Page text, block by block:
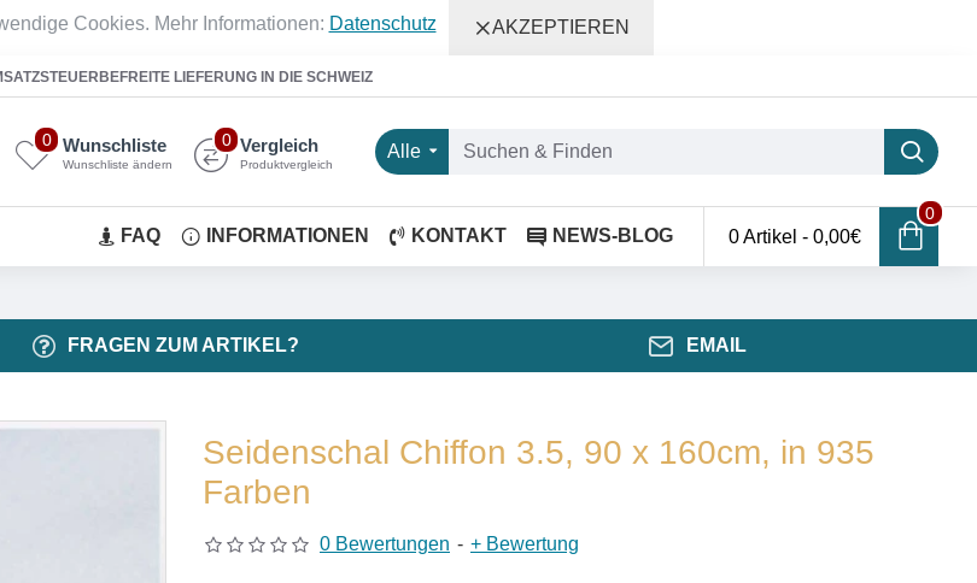
Cookies. Mehr Informationen: Datenschutz AKZEPTIEREN
LIEFERUNG IN DIE SCHWEIZ
Alle
Wunschliste
Wunschliste ändern
0 Vergleich
Produktvergleich
0
FAQ INFORMATIONEN KONTAKT NEWS-BLOG 0 Artikel - 0,00€
0
FRAGEN ZUM ARTIKEL? EMAIL
Seidenschal Chiffon 3.5, 90 x 160cm, in 935
Farben
0 Bewertungen - + Bewertung